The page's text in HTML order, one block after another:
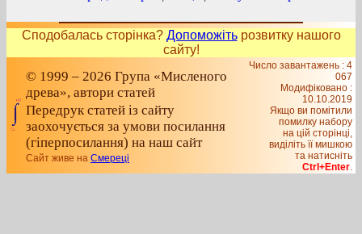
Сподобалась сторінка? Допоможітьрозвитку нашого
сайту!
© 1999 – 2026 Група «Мисленого
древа», автори статей
Передрук статей із сайту
заохочується за умови посилання
(гіперпосилання) на наш сайт
Сайт живе на Смереці
Число завантажень : 4
067
Модифіковано :
10.10.2019
Якщо ви помітили
помилку набору
на цiй сторiнцi,
видiлiть її мишкою
та натисніть
Ctrl+Enter.